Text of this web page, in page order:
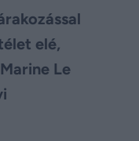
elé,
Le